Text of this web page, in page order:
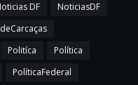
DF
NoticiasDF
Politíca
Política
PolíticaFederal